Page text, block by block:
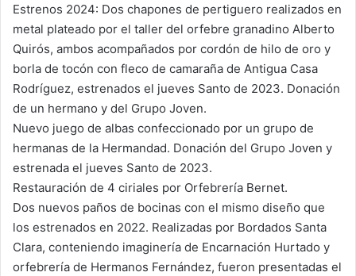
Estrenos 2024: Dos chapones de pertiguero realizados en
metal plateado por el taller del orfebre granadino Alberto
Quirós, ambos acompañados por cordón de hilo de oro y
borla de tocón con fleco de camaraña de Antigua Casa
Rodríguez, estrenados el jueves Santo de 2023. Donación
de un hermano y del Grupo Joven.
Nuevo juego de albas confeccionado por un grupo de
hermanas de la Hermandad. Donación del Grupo Joven y
estrenada el jueves Santo de 2023.
Restauración de 4 ciriales por Orfebrería Bernet.
Dos nuevos paños de bocinas con el mismo diseño que
los estrenados en 2022. Realizadas por Bordados Santa
Clara, conteniendo imaginería de Encarnación Hurtado y
orfebrería de Hermanos Fernández, fueron presentadas el